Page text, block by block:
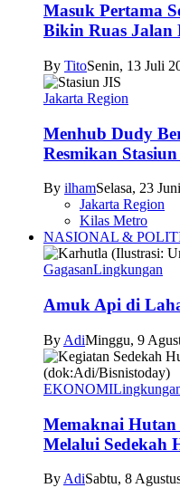
Masuk Pertama
Bikin Ruas Jalan
By TitoSenin, 13 Juli
Jakarta Region
Menhub Dudy
Resmikan
By ilhamSelasa, 23
Jakarta Region
Kilas Metro
NASIONAL &
GagasanLingkungan
Amuk Api di
By AdiMinggu, 9
EKONOMI
Memaknai Hutan
Melalui Sedekah
By AdiSabtu, 8